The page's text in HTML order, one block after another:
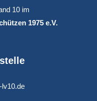
10 im
1975 e.V.
lv10.de